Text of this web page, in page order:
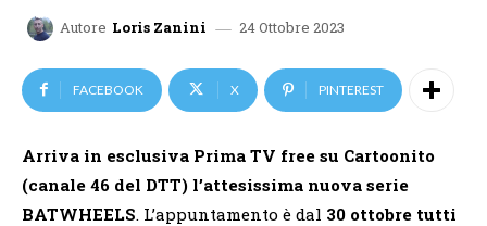
Autore Loris Zanini 24 Ottobre 2023
FACEBOOK X PINTEREST
Arriva in esclusiva Prima TV free su Cartoonito
(canale 46 del DTT) l’attesissima nuova serie
BATWHEELS. L’appuntamento è dal 30 ottobre tutti